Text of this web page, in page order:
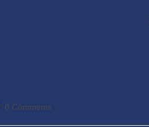
0 Comments